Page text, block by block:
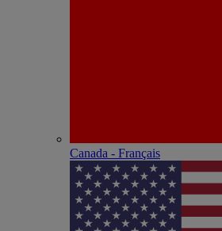
Canada - Français